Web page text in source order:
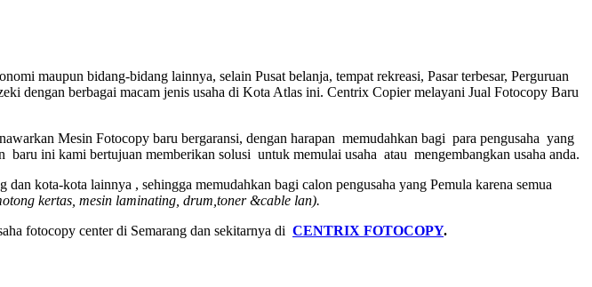
maupun bidang-bidang lainnya, selain Pusat belanja, tempat rekreasi, Pasar terbesar, Perguruan
dengan berbagai macam jenis usaha di Kota Atlas ini. Centrix Copier melayani Jual Fotocopy Baru
Mesin Fotocopy baru bergaransi, dengan harapan memudahkan bagi para pengusaha yang
ini kami bertujuan memberikan solusi untuk memulai usaha atau mengembangkan usaha anda.
dan kota-kota lainnya , sehingga memudahkan bagi calon pengusaha yang Pemula karena semua
kertas, mesin laminating, drum,toner &cable lan).
fotocopy center di Semarang dan sekitarnya di CENTRIX FOTOCOPY.